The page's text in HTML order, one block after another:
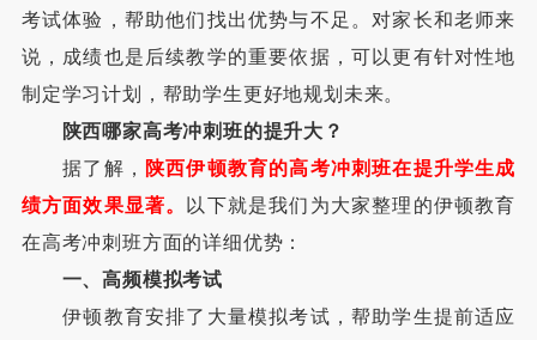
考试体验，帮助他们找出优势与不足。对家长和老师来
说，成绩也是后续教学的重要依据，可以更有针对性地
制定学习计划，帮助学生更好地规划未来。
陕西哪家高考冲刺班的提升大？
据了解， 陕西伊顿教育的高考冲刺班在提升学生成
绩方面效果显著。 以下就是我们为大家整理的伊顿教育
在高考冲刺班方面的详细优势：
一、高频模拟考试
伊顿教育安排了大量模拟考试，帮助学生提前适应